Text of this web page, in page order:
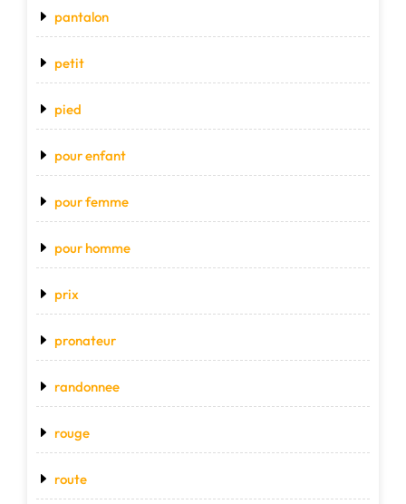
pantalon
petit
pied
pour enfant
pour femme
pour homme
prix
pronateur
randonnee
rouge
route